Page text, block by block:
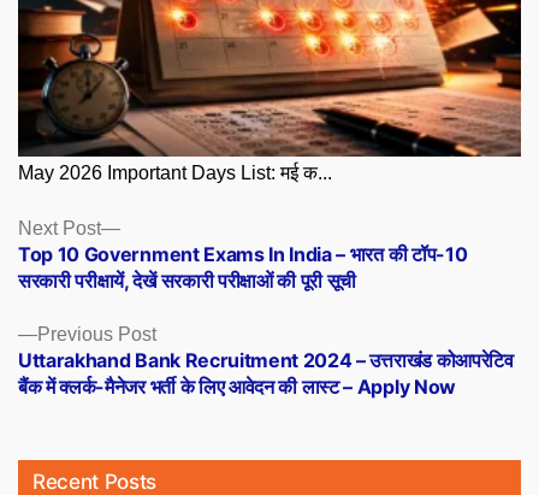
May 2026 Important Days List: मई क...
Posts
navigation
Previous PostPrevious
post:
Uttarakhand Bank Recruitment 2024 – उत्तराखंड कोआपरेटिव
बैंक में क्लर्क-मैनेजर भर्ती के लिए आवेदन की लास्ट – Apply Now
Next Post
Next
post:
Top 10 Government Exams In India – भारत की टॉप-10
सरकारी परीक्षायें, देखें सरकारी परीक्षाओं की पूरी सूची
Recent Posts